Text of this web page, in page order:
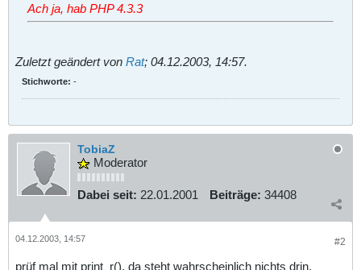
Ach ja, hab PHP 4.3.3
Zuletzt geändert von Rat; 04.12.2003, 14:57.
Stichworte: -
TobiaZ
Moderator
Dabei seit: 22.01.2001 Beiträge: 34408
#2
04.12.2003, 14:57
prüf mal mit print_r(), da steht wahrscheinlich nichts drin.